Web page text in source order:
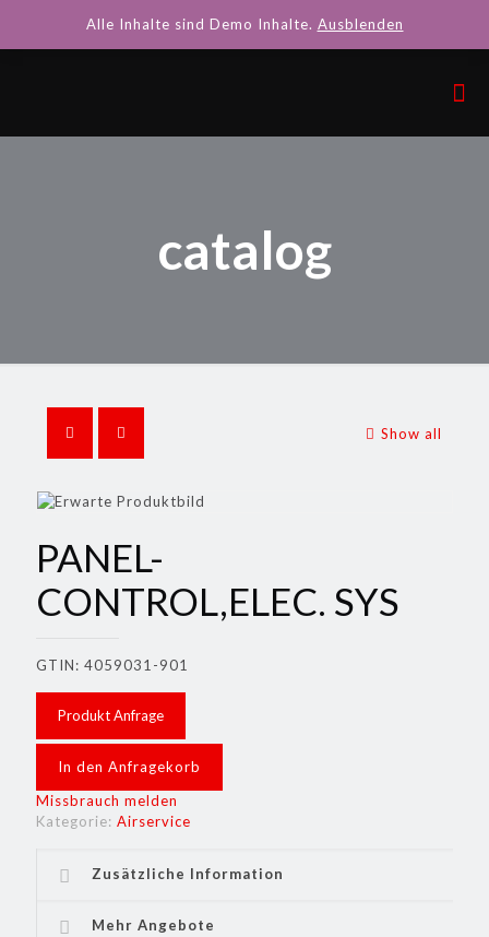
catalog
Show all
PANEL-
CONTROL,ELEC. SYS
GTIN: 4059031-901
Produkt Anfrage
In den Anfragekorb
Missbrauch melden
Kategorie: Airservice
Zusätzliche Information
Mehr Angebote
Alle Inhalte sind Demo Inhalte. Ausblenden